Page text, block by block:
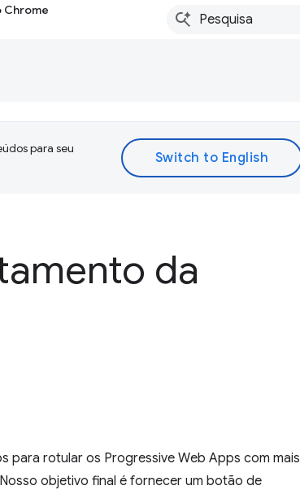
Chrome
para seu
da
para rotular os Progressive Web Apps com mais
objetivo final é fornecer um botão de